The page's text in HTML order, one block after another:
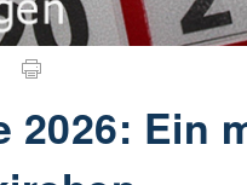
2026: Ein